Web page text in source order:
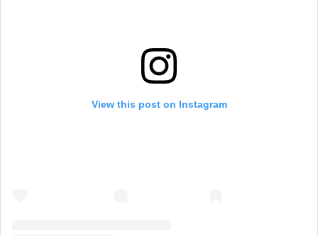
View this post on Instagram